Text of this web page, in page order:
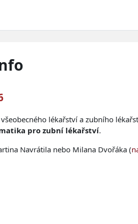
lékařství a zubního
pro zubní lékařství.
Navrátila nebo Milana Dvořáka(